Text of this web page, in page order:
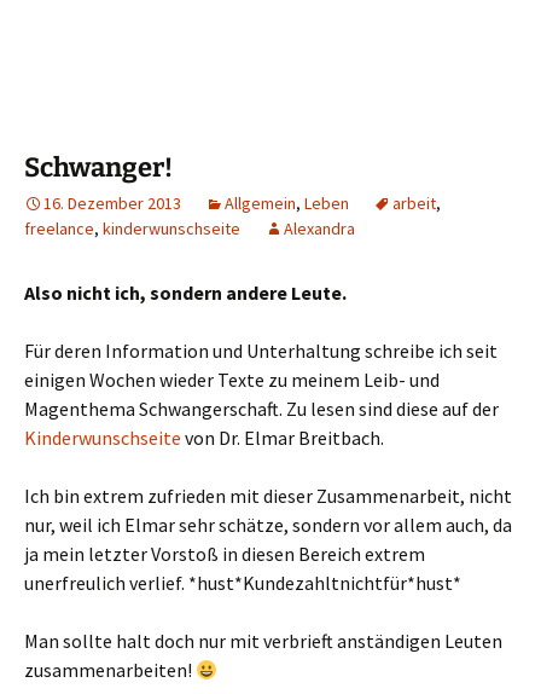
Schwanger!
16. Dezember 2013 Allgemein, Leben arbeit,
freelance, kinderwunschseite Alexandra
Also nicht ich, sondern andere Leute.
Für deren Information und Unterhaltung schreibe ich seit
einigen Wochen wieder Texte zu meinem Leib- und
Magenthema Schwangerschaft. Zu lesen sind diese auf der
Kinderwunschseite von Dr. Elmar Breitbach.
Ich bin extrem zufrieden mit dieser Zusammenarbeit, nicht
nur, weil ich Elmar sehr schätze, sondern vor allem auch, da
ja mein letzter Vorstoß in diesen Bereich extrem
unerfreulich verlief. *hust*Kundezahltnichtfür*hust*
Man sollte halt doch nur mit verbrieft anständigen Leuten
zusammenarbeiten!